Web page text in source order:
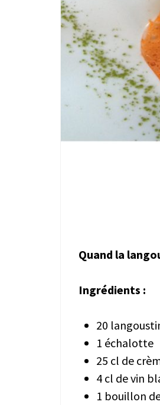
Quand la
Ingrédients :
20
1 échalotte
25 cl de
4 cl de vin
1 bouillon